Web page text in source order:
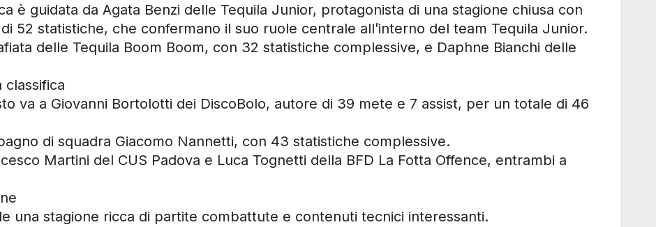
è guidata da Agata Benzi delle Tequila Junior, protagonista di una stagione chiusa con
52 statistiche, che confermano il suo ruole centrale all’interno del team Tequila Junior.
delle Tequila Boom Boom, con 32 statistiche complessive, e Daphne Bianchi delle
classifica
va a Giovanni Bortolotti dei DiscoBolo, autore di 39 mete e 7 assist, per un totale di 46
di squadra Giacomo Nannetti, con 43 statistiche complessive.
Martini del CUS Padova e Luca Tognetti della BFD La Fotta Offence, entrambi a
una stagione ricca di partite combattute e contenuti tecnici interessanti.